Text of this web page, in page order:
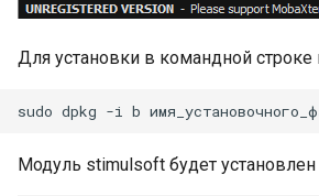
Для установки в командной строке
Модуль stimulsoft будет установлен